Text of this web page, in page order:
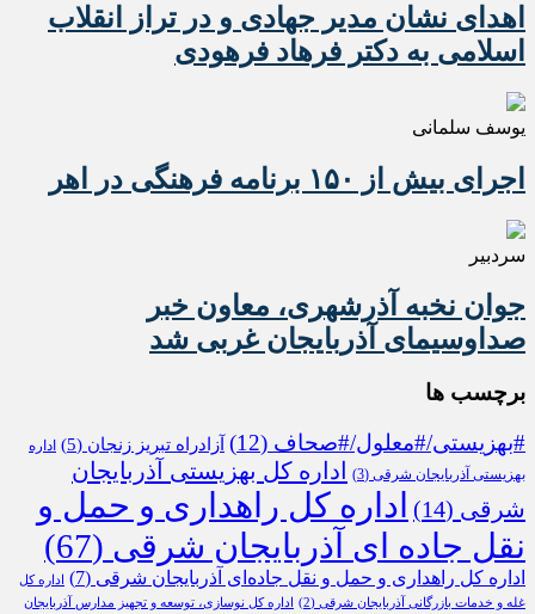
اهدای نشان مدیر جهادی و در تراز انقلاب
اسلامی به دکتر فرهاد فرهودی
یوسف سلمانی
اجرای بیش از ۱۵۰ برنامه فرهنگی در اهر
سردبیر
جوان نخبه آذرشهری، معاون خبر
صداوسیمای آذربایجان غربی شد
برچسب ها
#بهزیستی/#معلول/#صحاف (12) آزادراه تبریز زنجان (5)
اداره
بهزیستی آذربایجان شرقی (3)
اداره کل بهزیستی آذربایجان
شرقی (14)
اداره کل راهداری و حمل و
نقل جاده ای آذربایجان شرقی (67)
اداره کل راهداری و حمل و نقل جاده‌ای آذربایجان شرقی (7)
اداره کل
غله و خدمات بازرگانی آذربایجان شرقی (2)
اداره کل نوسازی، توسعه و تجهیز مدارس آذربایجان